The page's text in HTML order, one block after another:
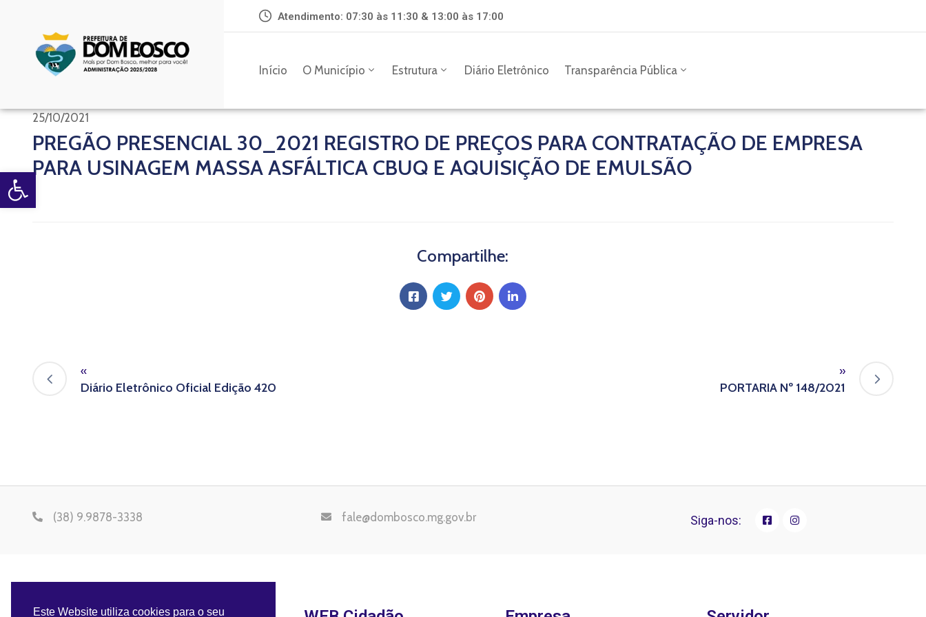
Open toolbar
Atendimento: 07:30 às 11:30 & 13:00 às 17:00
Início O Município Estrutura Diário Eletrônico Transparência Pública
25/10/2021
PREGÃO PRESENCIAL 30_2021 REGISTRO DE PREÇOS PARA CONTRATAÇÃO DE EMPRESA
PARA USINAGEM MASSA ASFÁLTICA CBUQ E AQUISIÇÃO DE EMULSÃO
Compartilhe:
«
Diário Eletrônico Oficial Edição 420
»
PORTARIA Nº 148/2021
(38) 9.9878-3338 fale@dombosco.mg.gov.br Siga-nos:
Este Website utiliza cookies para o seu